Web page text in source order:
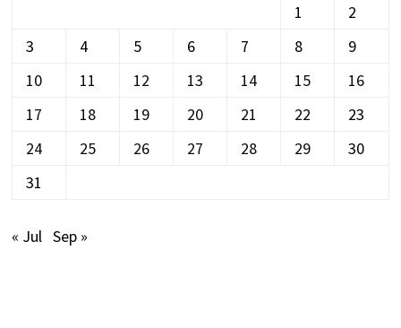
1
2
3
4 5 6 7 8
9
10
11 12 13 14 15
16
17
18 19 20 21 22
23
24
25 26 27 28 29
30
31
« Jul Sep »